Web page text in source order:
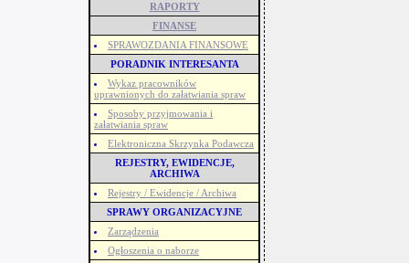
RAPORTY
FINANSE
SPRAWOZDANIA FINANSOWE
PORADNIK INTERESANTA
Wykaz pracowników
uprawnionych do załatwiania spraw
Sposoby przyjmowania i
załatwiania spraw
Elektroniczna Skrzynka Podawcza
REJESTRY, EWIDENCJE,
ARCHIWA
Rejestry / Ewidencje / Archiwa
SPRAWY ORGANIZACYJNE
Zarządzenia
Ogłoszenia o naborze